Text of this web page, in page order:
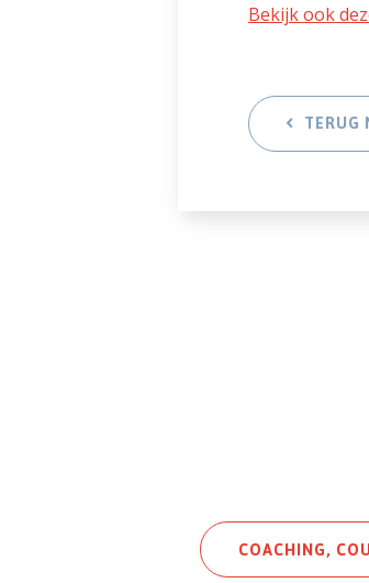
Bekijk ook
TERUG
COACHING,